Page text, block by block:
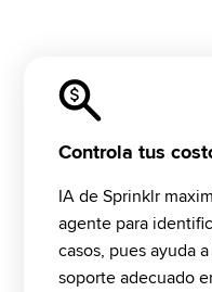
Controla tus
IA de Sprinklr
agente para
casos, pues ayuda
soporte adecuado